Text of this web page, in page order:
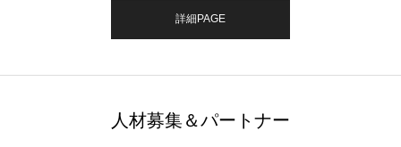
詳細PAGE
人材募集＆パートナー